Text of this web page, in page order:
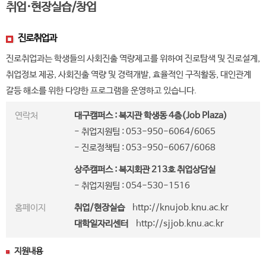
취업·현장실습/창업
진로취업과
진로취업과는 학생들의 사회진출 역량제고를 위하여 진로탐색 및 진로설계,
취업정보 제공, 사회진출 역량 및 경력개발, 효율적인 구직활동, 대인관계
갈등 해소를 위한 다양한 프로그램을 운영하고 있습니다.
연락처
대구캠퍼스 : 복지관 학생동 4층(Job Plaza)
- 취업지원팀 : 053-950-6064/6065
- 진로정책팀 : 053-950-6067/6068
상주캠퍼스 : 복지회관 213호 취업상담실
- 취업지원팀 : 054-530-1516
홈페이지 취업/현장실습
http://knujob.knu.ac.kr
대학일자리센터
http://sjjob.knu.ac.kr
지원내용